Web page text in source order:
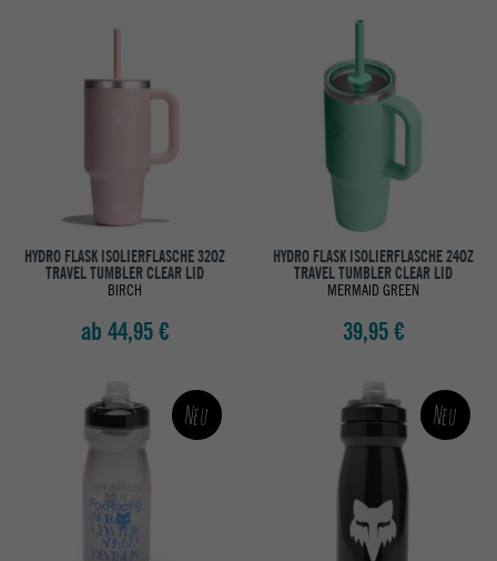
HYDRO FLASK ISOLIERFLASCHE 32OZ
TRAVEL TUMBLER CLEAR LID
BIRCH
ab 44,95 €
HYDRO FLASK ISOLIERFLASCHE 24OZ
TRAVEL TUMBLER CLEAR LID
MERMAID GREEN
39,95 €
Neu Neu